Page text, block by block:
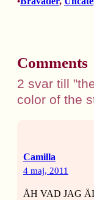
Comments
2 svar till
color of the
Camilla
4 maj, 2011
ÅH VAD JAG